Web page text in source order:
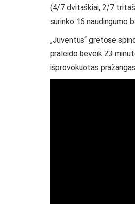
(4/7 dvitaškiai, 2/7
surinko 16 naudingumo
„Juventus“ gretose
praleido beveik 23
išprovokuotas